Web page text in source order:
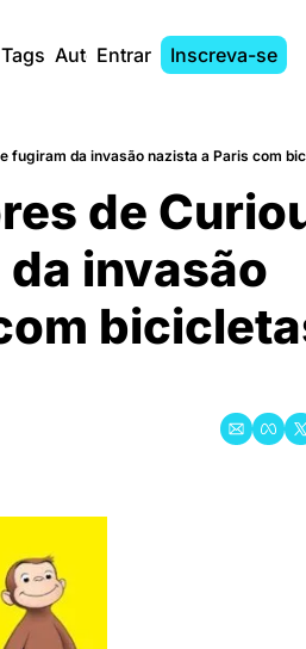
Tags AutoresEntrar Inscreva-se
fugiram da invasão nazista a Paris com
de
invasão